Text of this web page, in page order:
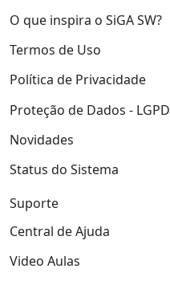
O que inspira o SiGA SW?
Termos de Uso
Política de Privacidade
Proteção de Dados - LGPD
Novidades
Status do Sistema
Suporte
Central de Ajuda
Video Aulas